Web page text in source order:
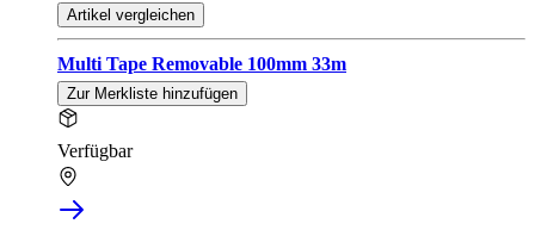
Artikel vergleichen
Multi Tape Removable 100mm 33m
Zur Merkliste hinzufügen
Verfügbar